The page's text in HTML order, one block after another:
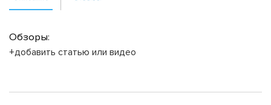
Обзоры:
+добавить статью или видео